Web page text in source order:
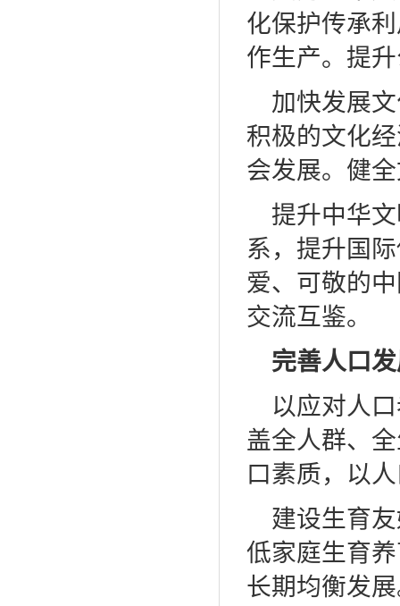
化保护传承
作生产。提
加快发展
积极的文化
会发展。健
提升中华
系，提升国
爱、可敬的
交流互鉴。
完善人口
以应对人
盖全人群、
口素质，以
建设生育
低家庭生育
长期均衡发